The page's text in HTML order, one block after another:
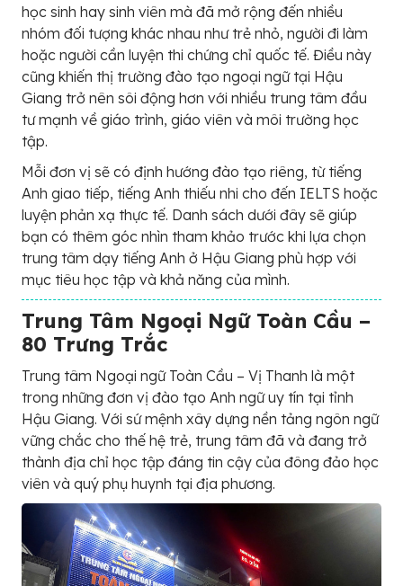
học sinh hay sinh viên mà đã mở rộng đến nhiều
nhóm đối tượng khác nhau như trẻ nhỏ, người đi làm
hoặc người cần luyện thi chứng chỉ quốc tế. Điều này
cũng khiến thị trường đào tạo ngoại ngữ tại Hậu
Giang trở nên sôi động hơn với nhiều trung tâm đầu
tư mạnh về giáo trình, giáo viên và môi trường học
tập.
Mỗi đơn vị sẽ có định hướng đào tạo riêng, từ tiếng
Anh giao tiếp, tiếng Anh thiếu nhi cho đến IELTS hoặc
luyện phản xạ thực tế. Danh sách dưới đây sẽ giúp
bạn có thêm góc nhìn tham khảo trước khi lựa chọn
trung tâm dạy tiếng Anh ở Hậu Giang phù hợp với
mục tiêu học tập và khả năng của mình.
Trung Tâm Ngoại Ngữ Toàn Cầu –
80 Trưng Trắc
Trung tâm Ngoại ngữ Toàn Cầu – Vị Thanh là một
trong những đơn vị đào tạo Anh ngữ uy tín tại tỉnh
Hậu Giang. Với sứ mệnh xây dựng nền tảng ngôn ngữ
vững chắc cho thế hệ trẻ, trung tâm đã và đang trở
thành địa chỉ học tập đáng tin cậy của đông đảo học
viên và quý phụ huynh tại địa phương.